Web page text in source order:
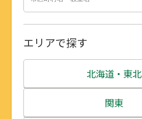
エリアで探す
北海道・東北
北海道
関東